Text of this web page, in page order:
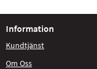
Information
Kundtjänst
Om Oss